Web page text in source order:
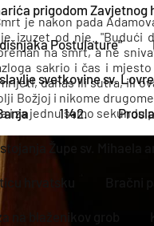
prigodom
Postulature"
svetkovine sv.
1142.
Župe sv. Mihaela
hrvatsku Bračni
na blaženikov grob
je nakon pada
izuzet od nje. "Budući
na smrt, a ne
sakrio i čas i
danas ili sutra, ili
Božjoj i nikome
i za jednu samo sekundu